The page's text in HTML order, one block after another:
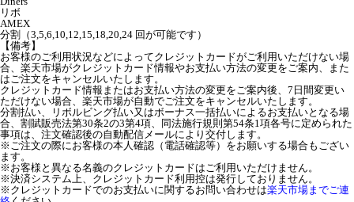
リボ
AMEX
分割（3,5,6,10,12,15,18,20,24 回が可能です）
【備考】
お客様のご利用状況などによってクレジットカードがご利用いただけない場
合、楽天市場がクレジットカード情報やお支払い方法の変更をご案内、また
はご注文をキャンセルいたします。
クレジットカード情報またはお支払い方法の変更をご案内後、7日間変更い
ただけない場合、楽天市場が自動でご注文をキャンセルいたします。
分割払い、リボルビング払い又はボーナス一括払いによるお支払いとなる場
合、割賦販売法第30条2の3第4項、同法施行規則第54条1項各号に定められた
事項は、注文確認後の自動配信メールにより交付します。
※ご注文の際にお客様の本人確認（電話確認等）をお願いする場合もござい
ます。
※お客様と異なる名義のクレジットカードはご利用いただけません。
※決済システム上、クレジットカード利用控は発行しておりません。
※クレジットカードでのお支払いに関するお問い合わせは楽天市場までご連